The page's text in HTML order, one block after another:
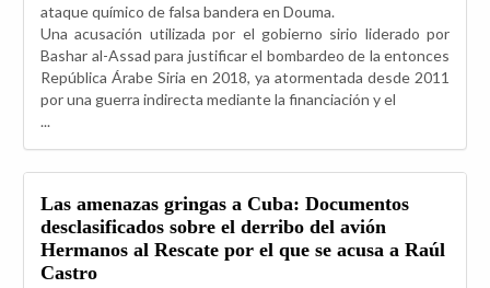
ataque químico de falsa bandera en Douma.
Una acusación utilizada por el gobierno sirio liderado por
Bashar al-Assad para justificar el bombardeo de la entonces
República Árabe Siria en 2018, ya atormentada desde 2011
por una guerra indirecta mediante la financiación y el
...
Las amenazas gringas a Cuba: Documentos
desclasificados sobre el derribo del avión
Hermanos al Rescate por el que se acusa a Raúl
Castro